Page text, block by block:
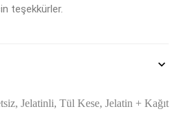
teşekkürler.
Jelatinli, Tül Kese, Jelatin + Kağıt